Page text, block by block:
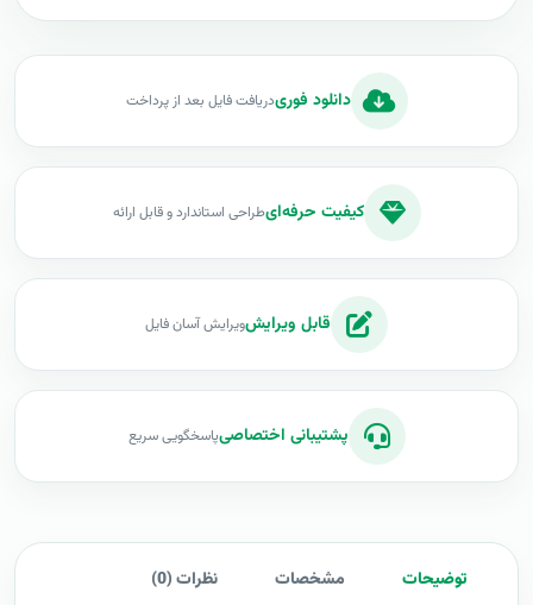
دانلود فوریدریافت فایل بعد از پرداخت
کیفیت حرفه‌ایطراحی استاندارد و قابل ارائه
قابل ویرایشویرایش آسان فایل
پشتیبانی اختصاصیپاسخگویی سریع
توضیحات مشخصات نظرات (0)